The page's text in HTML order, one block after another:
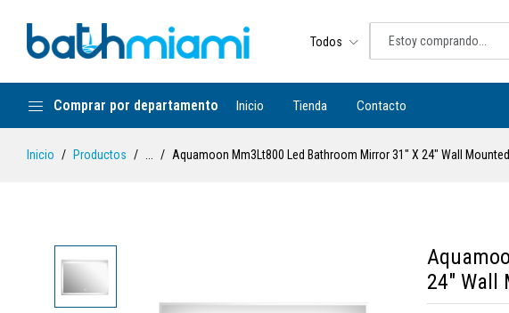
Todos
Comprar por departamento Inicio Tienda Contacto
Inicio Productos Aquamoon Mm3Lt800 Led Bathroom Mirror 31" X 24" Wall
24" Wall